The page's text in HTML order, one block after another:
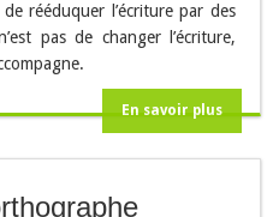
rééduquer l’écriture par des
pas de changer l’écriture,
En savoir plus